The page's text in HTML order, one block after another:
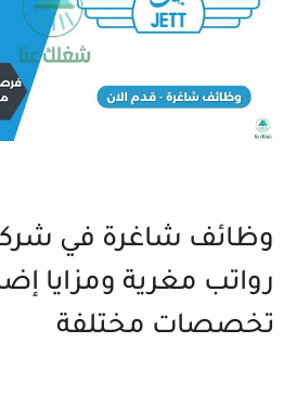
وظائف شاغرة في
رواتب مغرية ومزايا
تخصصات مختلفة